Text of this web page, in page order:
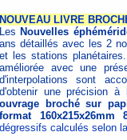
NOUVEAU LIVRE
Les Nouvelles
ans détaillés avec les 2
et les stations
améliorée avec une
d'interpolations sont
d'obtenir une précision
ouvrage broché sur
format 160x215x26mm
dégressifs calculés selon